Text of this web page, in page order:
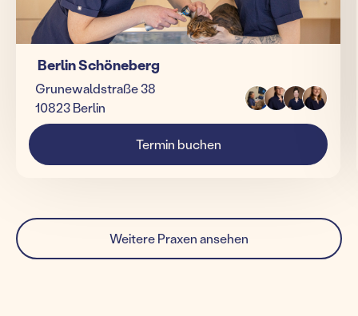
Berlin Schöneberg
Grunewaldstraße 38
10823 Berlin
Termin buchen
Weitere Praxen ansehen